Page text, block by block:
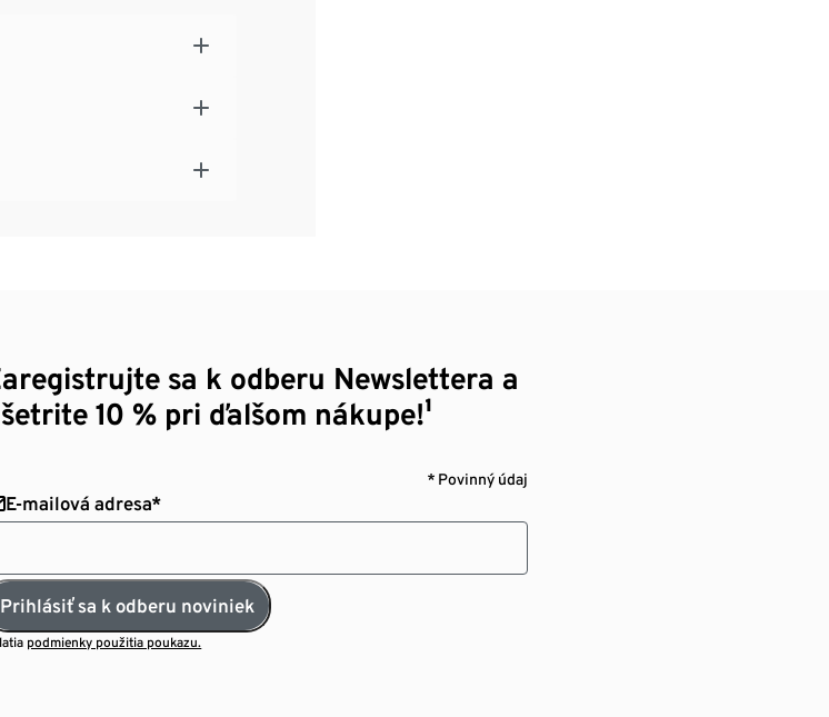
sa k odberu Newslettera a
10 % pri ďalšom nákupe!¹
* Povinný údaj
E-mailová adresa*
Prihlásiť sa k odberu noviniek
podmienky použitia poukazu.